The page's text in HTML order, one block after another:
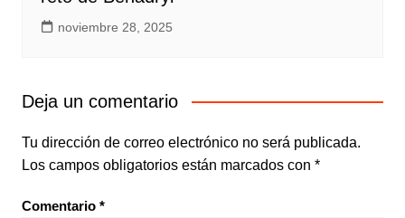
noviembre 28, 2025
Deja un comentario
Tu dirección de correo electrónico no será publicada.
Los campos obligatorios están marcados con *
Comentario *